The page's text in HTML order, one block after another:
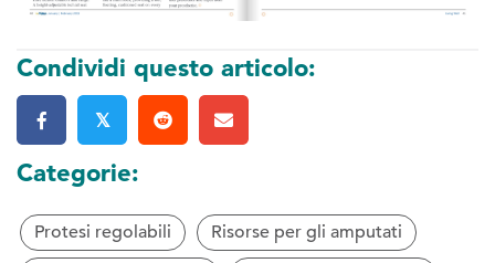
Condividi questo articolo:
𝕏
Categorie:
Protesi regolabili
Risorse per gli amputati